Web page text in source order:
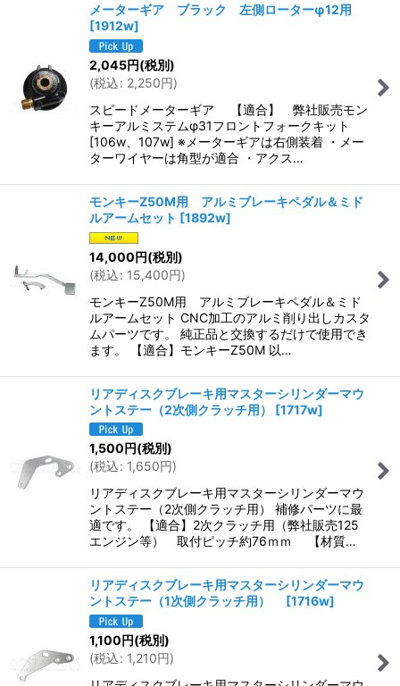
メーターギア ブラック 左側ローターφ12用
[1912w]
2,045円(税別)
(税込: 2,250円)
スピードメーターギア 【適合】 弊社販売モン
キーアルミステムφ31フロントフォークキット
[106w、107w] ※メーターギアは右側装着 ・メー
ターワイヤーは角型が適合 ・アクス…
モンキーZ50M用 アルミブレーキペダル＆ミド
ルアームセット [1892w]
14,000円(税別)
(税込: 15,400円)
モンキーZ50M用 アルミブレーキペダル＆ミド
ルアームセット CNC加工のアルミ削り出しカスタ
ムパーツです。 純正品と交換するだけで使用でき
ます。 【適合】モンキーZ50M 以…
リアディスクブレーキ用マスターシリンダーマウ
ントステー（2次側クラッチ用）
[1717w]
1,500円(税別)
(税込: 1,650円)
リアディスクブレーキ用マスターシリンダーマウ
ントステー（2次側クラッチ用） 補修パーツに最
適です。 【適合】2次クラッチ用（弊社販売125
エンジン等） 取付ピッチ約76ｍｍ 【材質…
リアディスクブレーキ用マスターシリンダーマウ
ントステー（1次側クラッチ用）
[1716w]
1,100円(税別)
(税込: 1,210円)